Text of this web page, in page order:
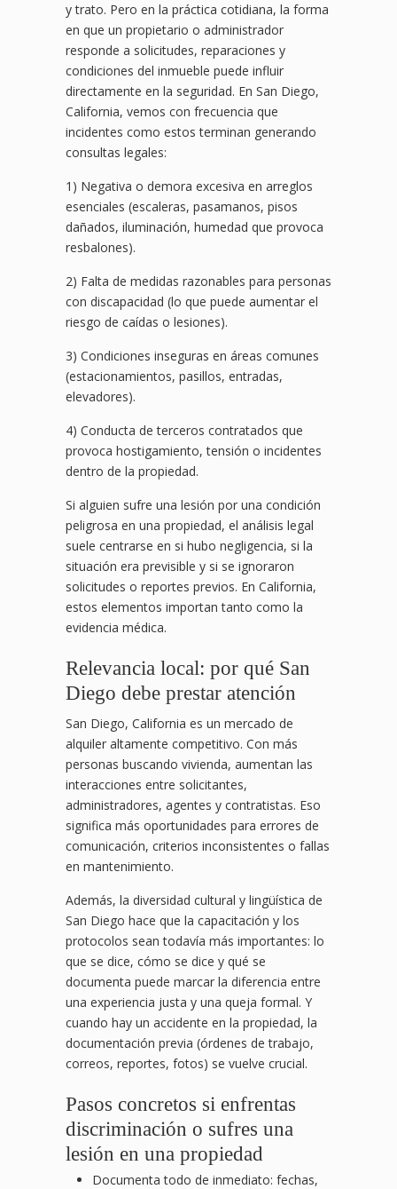
y trato. Pero en la práctica cotidiana, la forma
en que un propietario o administrador
responde a solicitudes, reparaciones y
condiciones del inmueble puede influir
directamente en la seguridad. En San Diego,
California, vemos con frecuencia que
incidentes como estos terminan generando
consultas legales:
1) Negativa o demora excesiva en arreglos
esenciales (escaleras, pasamanos, pisos
dañados, iluminación, humedad que provoca
resbalones).
2) Falta de medidas razonables para personas
con discapacidad (lo que puede aumentar el
riesgo de caídas o lesiones).
3) Condiciones inseguras en áreas comunes
(estacionamientos, pasillos, entradas,
elevadores).
4) Conducta de terceros contratados que
provoca hostigamiento, tensión o incidentes
dentro de la propiedad.
Si alguien sufre una lesión por una condición
peligrosa en una propiedad, el análisis legal
suele centrarse en si hubo negligencia, si la
situación era previsible y si se ignoraron
solicitudes o reportes previos. En California,
estos elementos importan tanto como la
evidencia médica.
Relevancia local: por qué San
Diego debe prestar atención
San Diego, California es un mercado de
alquiler altamente competitivo. Con más
personas buscando vivienda, aumentan las
interacciones entre solicitantes,
administradores, agentes y contratistas. Eso
significa más oportunidades para errores de
comunicación, criterios inconsistentes o fallas
en mantenimiento.
Además, la diversidad cultural y lingüística de
San Diego hace que la capacitación y los
protocolos sean todavía más importantes: lo
que se dice, cómo se dice y qué se
documenta puede marcar la diferencia entre
una experiencia justa y una queja formal. Y
cuando hay un accidente en la propiedad, la
documentación previa (órdenes de trabajo,
correos, reportes, fotos) se vuelve crucial.
Pasos concretos si enfrentas
discriminación o sufres una
lesión en una propiedad
Documenta todo de inmediato: fechas,